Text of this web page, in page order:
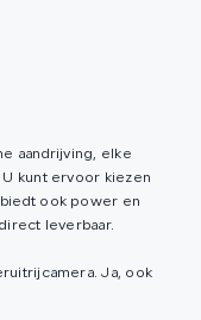
aandrijving, elke
U kunt ervoor kiezen
ook power en
leverbaar.
Ja, ook